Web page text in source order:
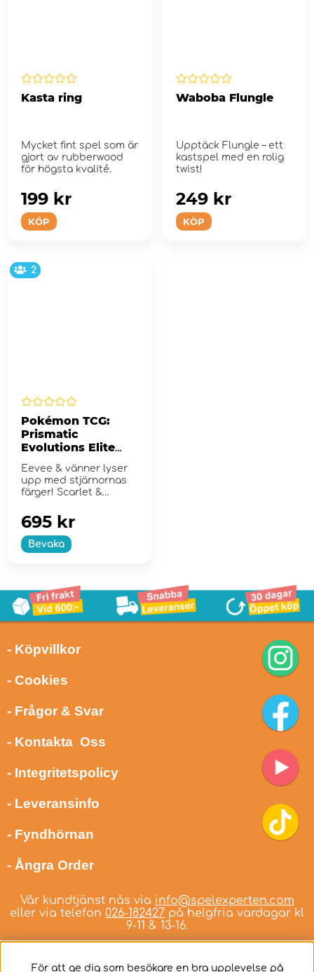
Kasta ring
Mycket fint spel som är
gjort av rubberwood
för högsta kvalité.
KÖP
199 kr
Waboba Flungle
Upptäck Flungle – ett
kastspel med en rolig
twist!
KÖP
249 kr
2
Pokémon TCG:
Prismatic
Evolutions Elite
Trainer Box
Eevee & vänner lyser
upp med stjärnornas
färger! Scarlet &
Bevaka
695 kr
- Köpvillkor
- Cookies
- Frågor & Svar
- Kontakta Oss
- Integritetspolicy
- Leveransinfo
- Fyndhörnan
- Ångra Order
Vår kundtjänst nås via info@spelexperten.com
eller via telefon 026-182427 på helgfria vardagar kl
9-11 & 13-16.
För att ge dig som besökare en bra upplevelse på